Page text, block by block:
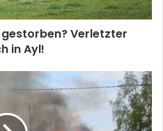
Verletzter
in Ayl!